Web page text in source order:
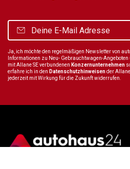
Ja, ich möchte den regelmäßigen Newsletter von
Informationen zu Neu- Gebrauchtwagen-Angeboten
mit Allane SE verbundenen Konzernunternehmen
erfahre ich in den Datenschutzhinweisender
jederzeit mit Wirkung für die Zukunft widerrufen.